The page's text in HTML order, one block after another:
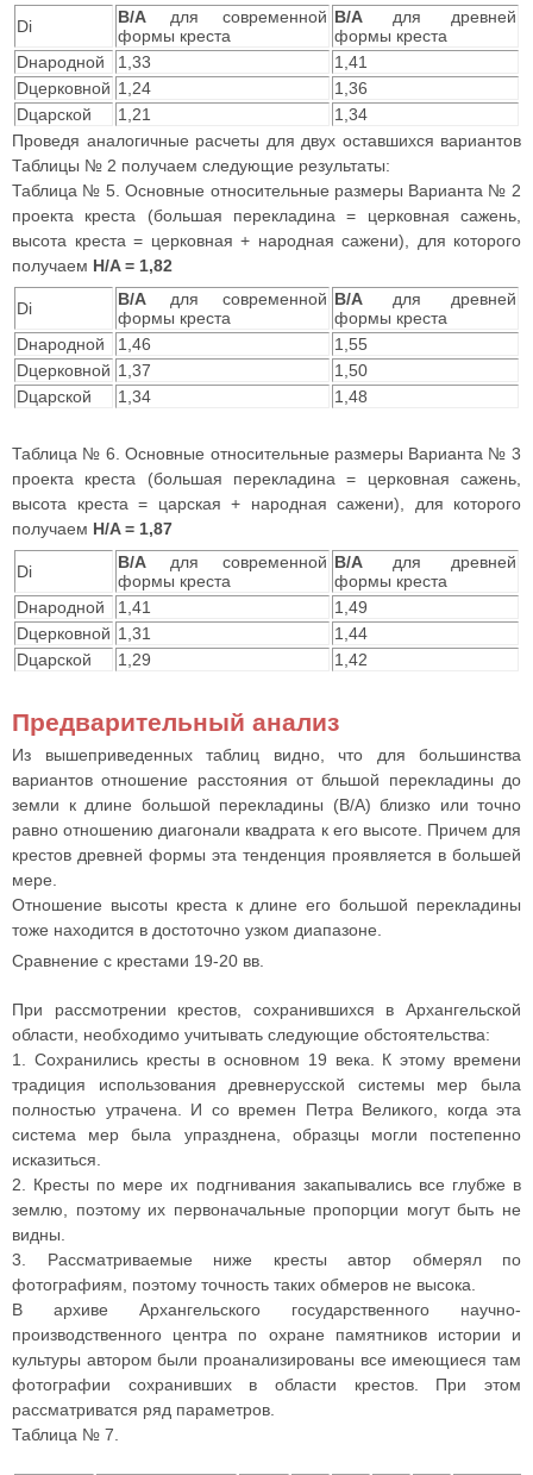
Di B/A для современной
формы креста
B/A для древней
формы креста
Dнародной
1,33
1,41
Dцерковной 1,24
1,36
Dцарской
1,21
1,34
Проведя аналогичные расчеты для двух оставшихся вариантов
Таблицы № 2 получаем следующие результаты:
Таблица № 5. Основные относительные размеры Варианта № 2
проекта креста (большая перекладина = церковная сажень,
высота креста = церковная + народная сажени), для которого
получаем H/A = 1,82
Di B/A для современной
формы креста
B/A для древней
формы креста
Dнародной
1,46
1,55
Dцерковной 1,37
1,50
Dцарской
1,34 1,48
Таблица № 6. Основные относительные размеры Варианта № 3
проекта креста (большая перекладина = церковная сажень,
высота креста = царская + народная сажени), для которого
получаем H/A = 1,87
Di B/A для современной
формы креста
B/A для древней
формы креста
Dнародной
1,41
1,49
Dцерковной 1,31
1,44
Dцарской
1,29 1,42
Предварительный анализ
Из вышеприведенных таблиц видно, что для большинства
вариантов отношение расстояния от бльшой перекладины до
земли к длине большой перекладины (B/A) близко или точно
равно отношению диагонали квадрата к его высоте. Причем для
крестов древней формы эта тенденция проявляется в большей
мере.
Отношение высоты креста к длине его большой перекладины
тоже находится в достоточно узком диапазоне.
Сравнение с крестами 19-20 вв.
При рассмотрении крестов, сохранившихся в Архангельской
области, необходимо учитывать следующие обстоятельства:
1. Сохранились кресты в основном 19 века. К этому времени
традиция использования древнерусской системы мер была
полностью утрачена. И со времен Петра Великого, когда эта
система мер была упразднена, образцы могли постепенно
исказиться.
2. Кресты по мере их подгнивания закапывались все глубже в
землю, поэтому их первоначальные пропорции могут быть не
видны.
3. Рассматриваемые ниже кресты автор обмерял по
фотографиям, поэтому точность таких обмеров не высока.
В архиве Архангельского государственного научно-
производственного центра по охране памятников истории и
культуры автором были проанализированы все имеющиеся там
фотографии сохранивших в области крестов. При этом
рассматриватся ряд параметров.
Таблица № 7.